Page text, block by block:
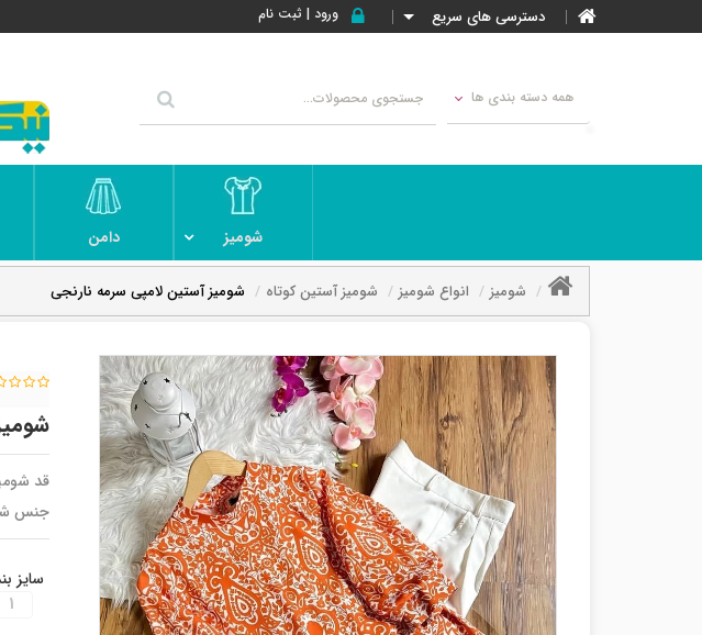
دسترسی های سریع ورود | ثبت نام
همه دسته بندی ها
شومیز دامن
شومیز انواع شومیز شومیز آستین کوتاه شومیز آستین لامپی سرمه نارنجی
قد
جنس
سایز
1